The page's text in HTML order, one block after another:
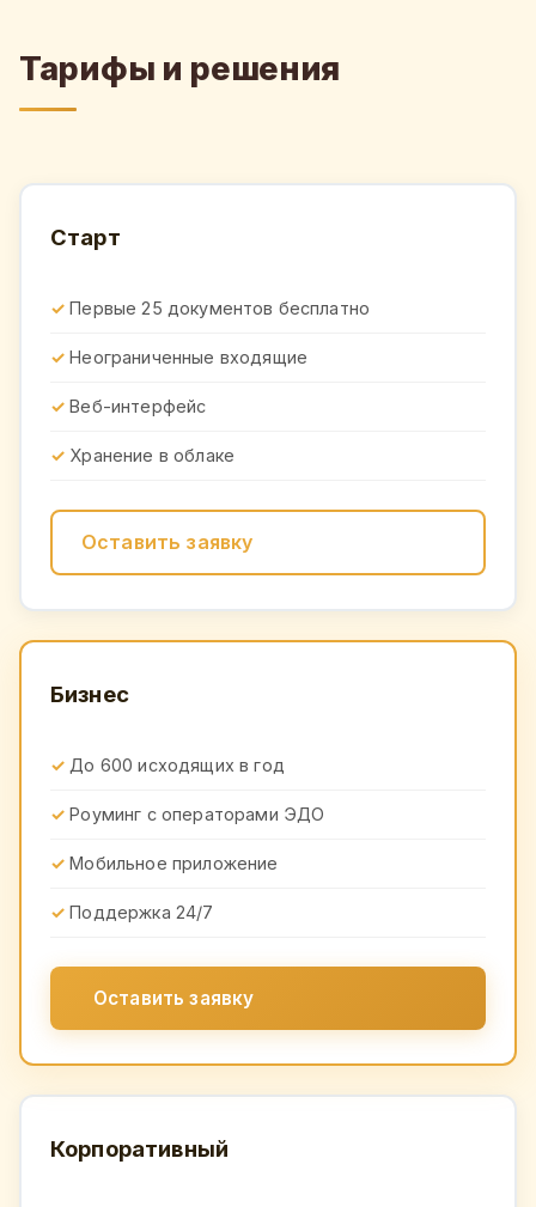
Тарифы и решения
Старт
Первые 25 документов бесплатно
Неограниченные входящие
Веб-интерфейс
Хранение в облаке
Оставить заявку
Бизнес
До 600 исходящих в год
Роуминг с операторами ЭДО
Мобильное приложение
Поддержка 24/7
Оставить заявку
Корпоративный